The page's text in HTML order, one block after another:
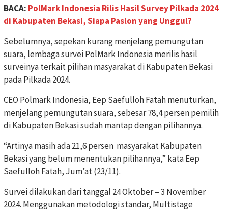
BACA: PolMark Indonesia Rilis Hasil Survey Pilkada 2024
di Kabupaten Bekasi, Siapa Paslon yang Unggul?
Sebelumnya, sepekan kurang menjelang pemungutan
suara, lembaga survei PolMark Indonesia merilis hasil
surveinya terkait pilihan masyarakat di Kabupaten Bekasi
pada Pilkada 2024.
CEO Polmark Indonesia, Eep Saefulloh Fatah menuturkan,
menjelang pemungutan suara, sebesar 78,4 persen pemilih
di Kabupaten Bekasi sudah mantap dengan pilihannya.
“Artinya masih ada 21,6 persen masyarakat Kabupaten
Bekasi yang belum menentukan pilihannya,” kata Eep
Saefulloh Fatah, Jum’at (23/11).
Survei dilakukan dari tanggal 24 Oktober – 3 November
2024. Menggunakan metodologi standar, Multistage